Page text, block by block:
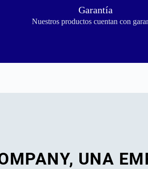
Garantía
Nuestros productos cuentan con
UNA